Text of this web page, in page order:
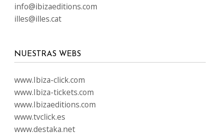
info@ibizaeditions.com
illes@illes.cat
NUESTRAS WEBS
www.Ibiza-click.com
www.Ibiza-tickets.com
www.Ibizaeditions.com
www.tvclick.es
www.destaka.net